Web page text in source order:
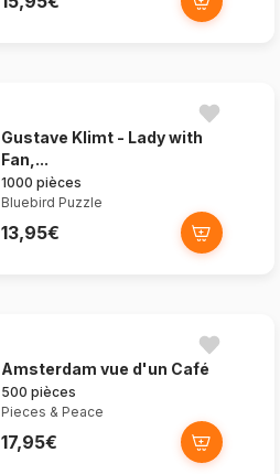
Gustave Klimt - Lady with
Fan,...
1000 pièces
Bluebird Puzzle
13,95€
Amsterdam vue d'un Café
500 pièces
Pieces & Peace
17,95€